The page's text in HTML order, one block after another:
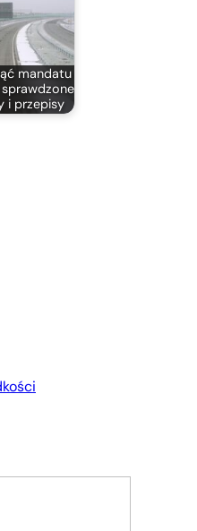
mandatu
sprawdzone
i przepisy